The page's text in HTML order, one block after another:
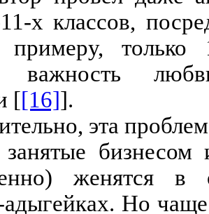
х классов,
только
важность
[[16]].
эта
занятые
женятся
Но